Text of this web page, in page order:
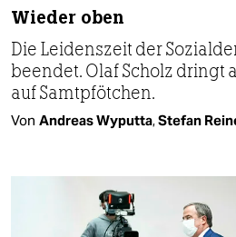
Wieder oben
Die Leidenszeit der
beendet. Olaf Scholz dringt
auf Samtpfötchen.
Von Andreas Wyputta,Stefan